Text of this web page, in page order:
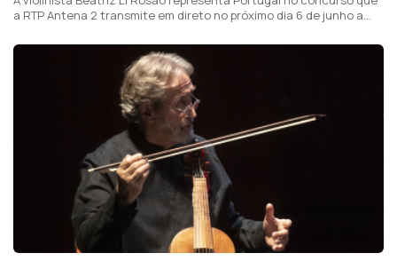
a RTP Antena 2 transmite em direto no próximo dia 6 de junho a